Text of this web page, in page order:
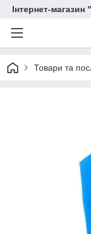
Інтернет-
Товари та